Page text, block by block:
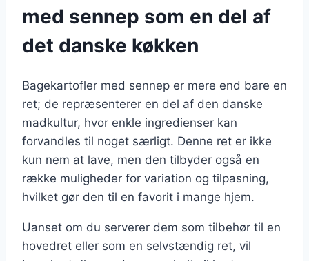
med sennep som en del af
det danske køkken
Bagekartofler med sennep er mere end bare en
ret; de repræsenterer en del af den danske
madkultur, hvor enkle ingredienser kan
forvandles til noget særligt. Denne ret er ikke
kun nem at lave, men den tilbyder også en
række muligheder for variation og tilpasning,
hvilket gør den til en favorit i mange hjem.
Uanset om du serverer dem som tilbehør til en
hovedret eller som en selvstændig ret, vil